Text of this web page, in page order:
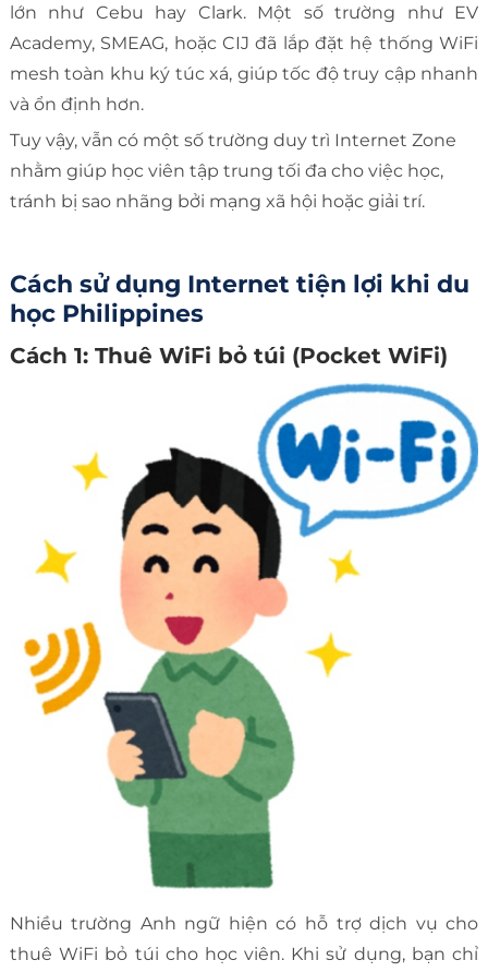
lớn như Cebu hay Clark. Một số trường như EV
Academy, SMEAG, hoặc CIJ đã lắp đặt hệ thống WiFi
mesh toàn khu ký túc xá, giúp tốc độ truy cập nhanh
và ổn định hơn.
Tuy vậy, vẫn có một số trường duy trì Internet Zone
nhằm giúp học viên tập trung tối đa cho việc học,
tránh bị sao nhãng bởi mạng xã hội hoặc giải trí.
Cách sử dụng Internet tiện lợi khi du
học Philippines
Cách 1: Thuê WiFi bỏ túi (Pocket WiFi)
Nhiều trường Anh ngữ hiện có hỗ trợ dịch vụ cho
thuê WiFi bỏ túi cho học viên. Khi sử dụng, bạn chỉ